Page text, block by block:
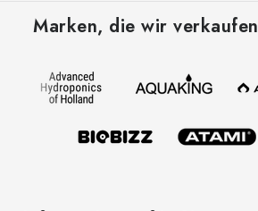
Marken, die wir verkaufen